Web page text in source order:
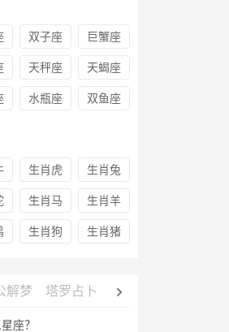
双子座 巨蟹座
天秤座 天蝎座
水瓶座 双鱼座
生肖虎 生肖兔
生肖马 生肖羊
生肖狗 生肖猪
解梦 塔罗占卜 心理测试
座？